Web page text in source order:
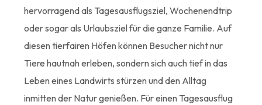
hervorragend als Tagesausflugsziel, Wochenendtrip
oder sogar als Urlaubsziel für die ganze Familie. Auf
diesen tierfairen Höfen können Besucher nicht nur
Tiere hautnah erleben, sondern sich auch tief in das
Leben eines Landwirts stürzen und den Alltag
inmitten der Natur genießen. Für einen Tagesausflug